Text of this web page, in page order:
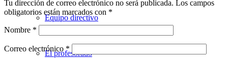
Equipo directivo
El profesorado
Tu dirección de correo electrónico no será publicada. Los campos
obligatorios están marcados con *
Nombre *
Correo electrónico *